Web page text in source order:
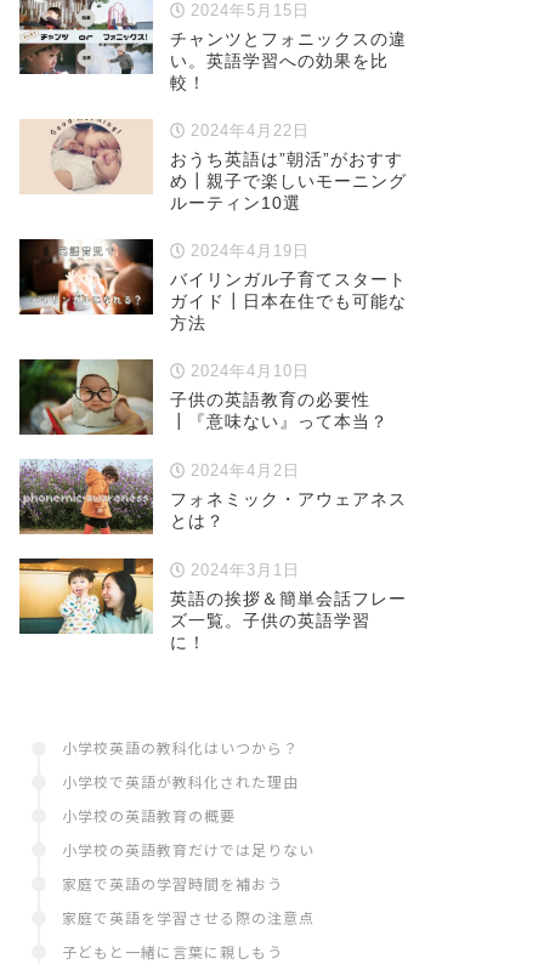
2024年5月15日
チャンツとフォニックスの違
い。英語学習への効果を比
較！
2024年4月22日
おうち英語は”朝活”がおすす
め┃親子で楽しいモーニング
ルーティン10選
2024年4月19日
バイリンガル子育てスタート
ガイド┃日本在住でも可能な
方法
2024年4月10日
子供の英語教育の必要性
┃『意味ない』って本当？
2024年4月2日
フォネミック・アウェアネス
とは？
2024年3月1日
英語の挨拶＆簡単会話フレー
ズ一覧。子供の英語学習
に！
小学校英語の教科化はいつから？
小学校で英語が教科化された理由
小学校の英語教育の概要
小学校の英語教育だけでは足りない
家庭で英語の学習時間を補おう
家庭で英語を学習させる際の注意点
子どもと一緒に言葉に親しもう